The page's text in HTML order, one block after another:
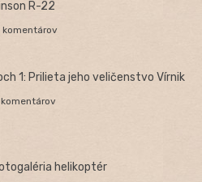
R-22
komentárov
1: Prilieta jeho veličenstvo Vírnik
komentárov
helikoptér